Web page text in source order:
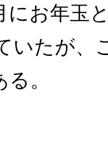
にお年玉
いたが、
。